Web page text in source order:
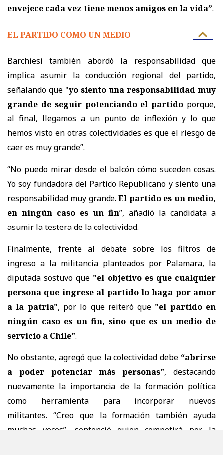
envejece cada vez tiene menos amigos en la vida”.
EL PARTIDO COMO UN MEDIO
Barchiesi también abordó la responsabilidad que
implica asumir la conducción regional del partido,
señalando que "yo siento una responsabilidad muy
grande de seguir potenciando el partido porque,
al final, llegamos a un punto de inflexión y lo que
hemos visto en otras colectividades es que el riesgo de
caer es muy grande”.
“No puedo mirar desde el balcón cómo suceden cosas.
Yo soy fundadora del Partido Republicano y siento una
responsabilidad muy grande.El partido es un medio,
en ningún caso es un fin”, añadió la candidata a
asumir la testera de la colectividad.
Finalmente, frente al debate sobre los filtros de
ingreso a la militancia planteados por Palamara, la
diputada sostuvo que "el objetivo es que cualquier
persona que ingrese al partido lo haga por amor
a la patria", por lo que reiteró que "el partido en
ningún caso es un fin, sino que es un medio de
servicio a Chile”.
No obstante, agregó que la colectividad debe “abrirse
a poder potenciar más personas”, destacando
nuevamente la importancia de la formación política
como herramienta para incorporar nuevos
militantes. “Creo que la formación también ayuda
muchas veces”, sentenció quien competirá por la